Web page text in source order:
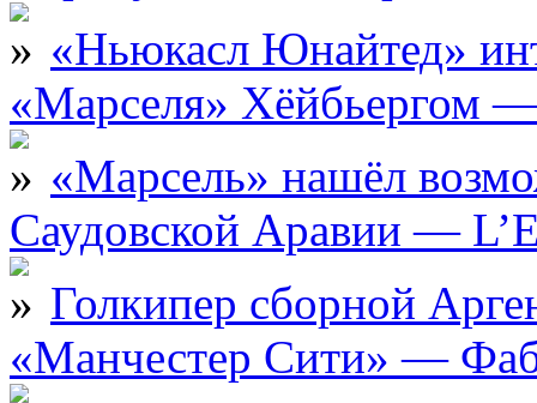
«Ньюкасл Юнайтед»
«Марселя» Хёйбьергом
«Марсель» нашёл
Саудовской Аравии —
Голкипер сборной
«Манчестер Сити» —